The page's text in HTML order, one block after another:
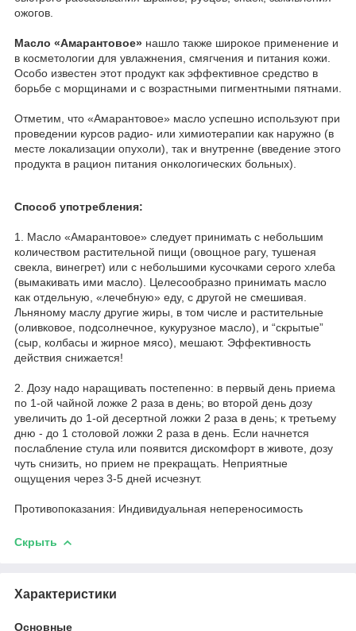
ожогов.
Масло «Амарантовое» нашло также широкое применение и
в косметологии для увлажнения, смягчения и питания кожи.
Особо известен этот продукт как эффективное средство в
борьбе с морщинами и с возрастными пигментными пятнами.
Отметим, что «Амарантовое» масло успешно используют при
проведении курсов радио- или химиотерапии как наружно (в
месте локализации опухоли), так и внутренне (введение этого
продукта в рацион питания онкологических больных).
Способ употребления:
1. Масло «Амарантовое» следует принимать с небольшим
количеством растительной пищи (овощное рагу, тушеная
свекла, винегрет) или с небольшими кусочками серого хлеба
(вымакивать ими масло). Целесообразно принимать масло
как отдельную, «лечебную» еду, с другой не смешивая.
Льняному маслу другие жиры, в том числе и растительные
(оливковое, подсолнечное, кукурузное масло), и “скрытые”
(сыр, колбасы и жирное мясо), мешают. Эффективность
действия снижается!
2. Дозу надо наращивать постепенно: в первый день приема
по 1-ой чайной ложке 2 раза в день; во второй день дозу
увеличить до 1-ой десертной ложки 2 раза в день; к третьему
дню - до 1 столовой ложки 2 раза в день. Если начнется
послабление стула или появится дискомфорт в животе, дозу
чуть снизить, но прием не прекращать. Неприятные
ощущения через 3-5 дней исчезнут.
Противопоказания: Индивидуальная непереносимость
Скрыть
Характеристики
Основные